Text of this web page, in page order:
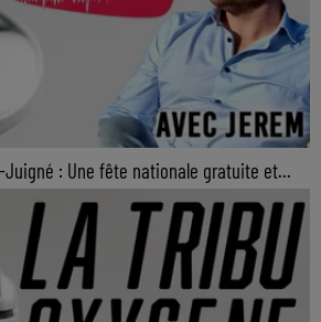
Juigné : Une fête nationale gratuite et...